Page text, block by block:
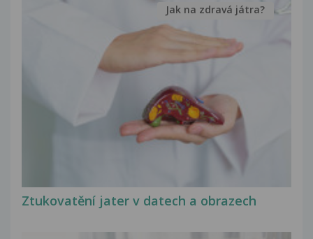
Ztukovatění jater v datech a obrazech
Jak na zdravá játra?